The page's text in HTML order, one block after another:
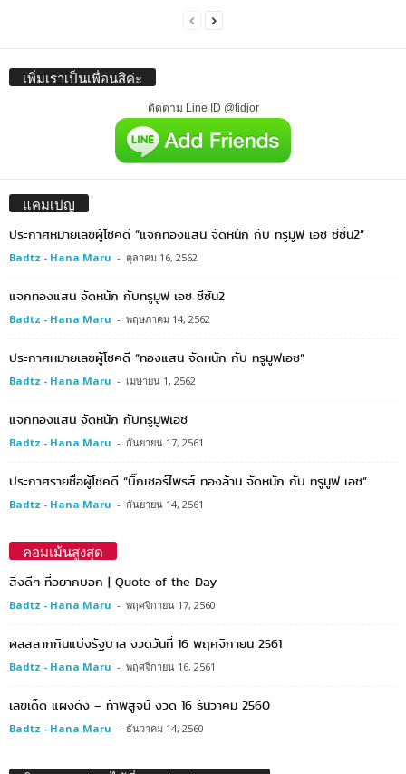
เพิ่มเราเป็นเพื่อนสิค่ะ
ติดตาม Line ID @tidjor
แคมเปญ
ประกาศหมายเลขผู้โชคดี “แจกทองแสน จัดหนัก กับ ทรูมูฟ เอช ซีซั่น2”
Badtz - Hana Maru - ตุลาคม 16, 2562
แจกทองแสน จัดหนัก กับทรูมูฟ เอช ซีซั่น2
Badtz - Hana Maru - พฤษภาคม 14, 2562
ประกาศหมายเลขผู้โชคดี “ทองแสน จัดหนัก กับ ทรูมูฟเอช”
Badtz - Hana Maru - เมษายน 1, 2562
แจกทองแสน จัดหนัก กับทรูมูฟเอช
Badtz - Hana Maru - กันยายน 17, 2561
ประกาศรายชื่อผู้โชคดี “บิ๊กเซอร์ไพรส์ ทองล้าน จัดหนัก กับ ทรูมูฟ เอช”
Badtz - Hana Maru - กันยายน 14, 2561
คอมเม้นสูงสุด
สิ่งดีๆ ที่อยากบอก | Quote of the Day
Badtz - Hana Maru - พฤศจิกายน 17, 2560
ผลสลากกินแบ่งรัฐบาล งวดวันที่ 16 พฤศจิกายน 2561
Badtz - Hana Maru - พฤศจิกายน 16, 2561
เลขเด็ด แผงดัง – ท้าพิสูจน์ งวด 16 ธันวาคม 2560
Badtz - Hana Maru - ธันวาคม 14, 2560